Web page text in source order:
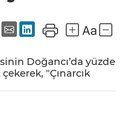
Doğancı’da yüzde
"Çınarcık